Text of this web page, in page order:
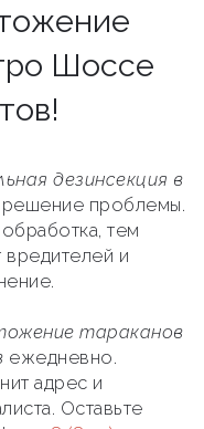
Шоссе
дезинсекция в
решение проблемы.
тем
и
тараканов
ежедневно.
адрес и
Оставьте